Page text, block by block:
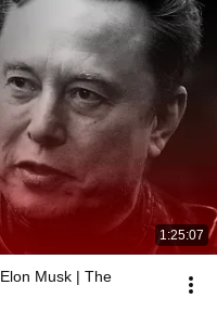
1:25:07
Musk | The